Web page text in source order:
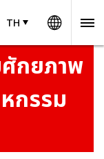
TH
TH- AIS -
กยภาพ
กรรม